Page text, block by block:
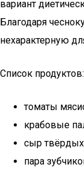
вариант
Благодаря
нехарактерную
Список продуктов:
томаты
крабовые
сыр твёрдых
пара